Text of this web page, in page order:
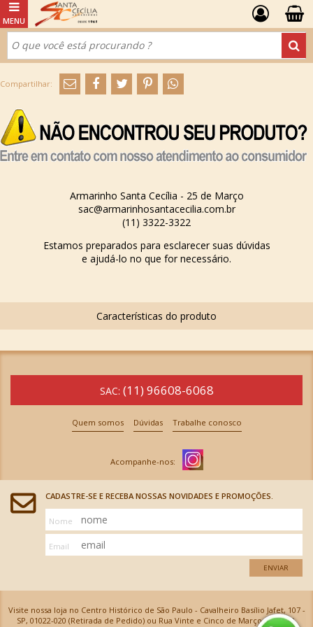
Armarinho Santa Cecília - 25 de Março
sac@armarinhosantacecilia.com.br
(11) 3322-3322
Estamos preparados para esclarecer suas dúvidas
e ajudá-lo no que for necessário.
SAC: (11) 96608-6068
Quem somos Dúvidas Trabalhe conosco
CADASTRE-SE E RECEBA NOSSAS NOVIDADES E PROMOÇÕES.
Nome
Email
ENVIAR
Visite nossa loja no Centro Histórico de São Paulo - Cavalheiro Basílio Jafet, 107 -
SP, 01022-020 (Retirada de Pedido) ou Rua Vinte e Cinco de Março, 576 - SP,